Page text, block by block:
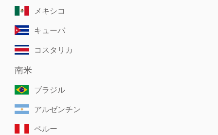
メキシコ
キューバ
コスタリカ
南米
ブラジル
アルゼンチン
ペルー